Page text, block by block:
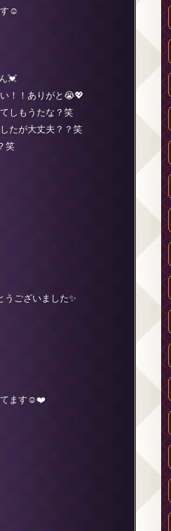
す☺️
💓
！！ありがと😭💖
しもうたな？笑
たが大丈夫？？笑
笑
うございました✨
てます☺️❤️